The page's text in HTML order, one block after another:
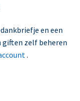
en een
zelf beheren
.